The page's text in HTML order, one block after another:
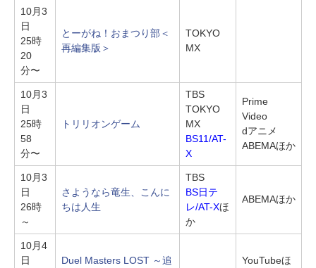
10月3
日
25時
20
分〜
とーがね！おまつり部＜
再編集版＞
TOKYO
MX
10月3
日
25時
58
分〜
トリリオンゲーム
TBS
TOKYO
MX
BS11/AT-
X
Prime
Video
dアニメ
ABEMAほか
10月3
日
26時
～
さようなら竜生、こんに
ちは人生
TBS
BS日テ
レ/AT-Xほ
か
ABEMAほか
10月4
日
Duel Masters LOST ～追
YouTubeほ